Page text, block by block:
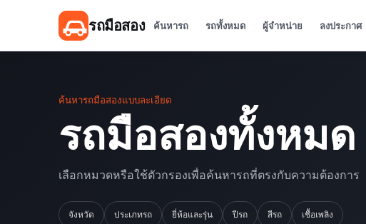
รถมือสอง ค้นหารถ รถทั้งหมด ผู้จำหน่าย ลงประกาศ
ค้นหารถมือสองแบบละเอียด
รถมือสองทั้งหมด
เลือกหมวดหรือใช้ตัวกรองเพื่อค้นหารถที่ตรงกับความต้องการ
จังหวัด ประเภทรถ ยี่ห้อและรุ่น ปีรถ สีรถ เชื้อเพลิง